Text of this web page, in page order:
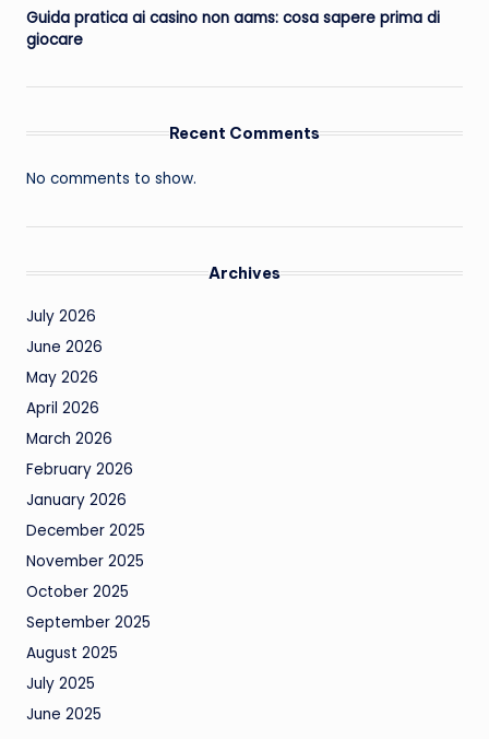
Guida pratica ai casino non aams: cosa sapere prima di
giocare
Recent Comments
No comments to show.
Archives
July 2026
June 2026
May 2026
April 2026
March 2026
February 2026
January 2026
December 2025
November 2025
October 2025
September 2025
August 2025
July 2025
June 2025